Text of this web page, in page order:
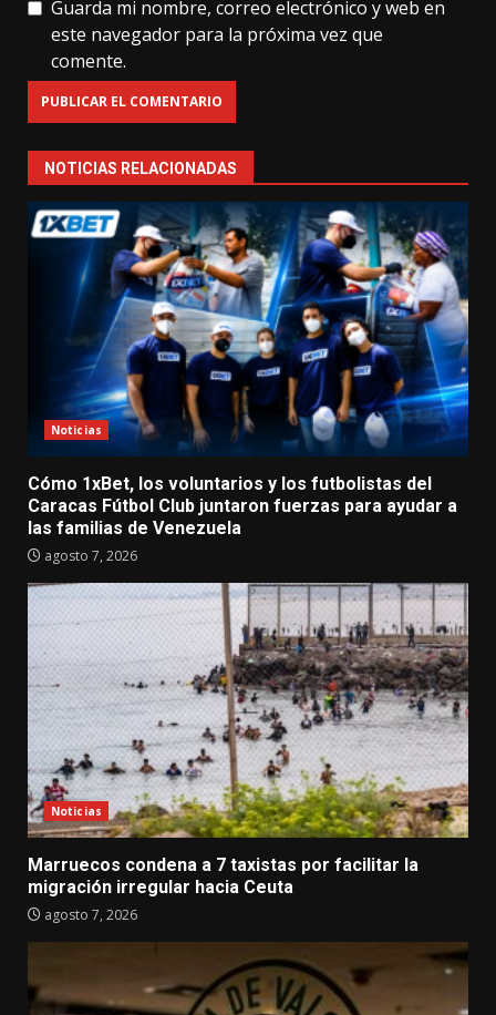
Guarda mi nombre, correo electrónico y web en
este navegador para la próxima vez que
comente.
NOTICIAS RELACIONADAS
Noticias
Cómo 1xBet, los voluntarios y los futbolistas del
Caracas Fútbol Club juntaron fuerzas para ayudar a
las familias de Venezuela
agosto 7, 2026
Noticias
Marruecos condena a 7 taxistas por facilitar la
migración irregular hacia Ceuta
agosto 7, 2026